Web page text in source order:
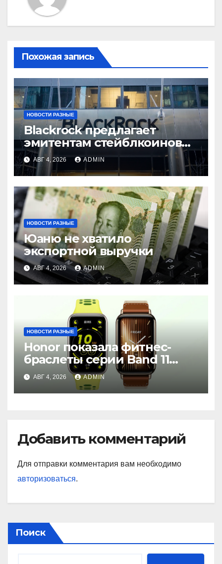
Похожая запись
НОВОСТИ РАЗНЫЕ
Blackrock предлагает
эмитентам стейблкоинов
два токенизированных
фонда денежного рынка
АВГ 4, 2026 ADMIN
НОВОСТИ РАЗНЫЕ
Юаню не хватило
экспортной выручки
АВГ 4, 2026 ADMIN
НОВОСТИ РАЗНЫЕ
Honor показала фитнес-
браслеты серии Band 11
с GPS и автономностью до
26 дней
АВГ 4, 2026 ADMIN
Добавить комментарий
Для отправки комментария вам необходимо
авторизоваться.
Поиск